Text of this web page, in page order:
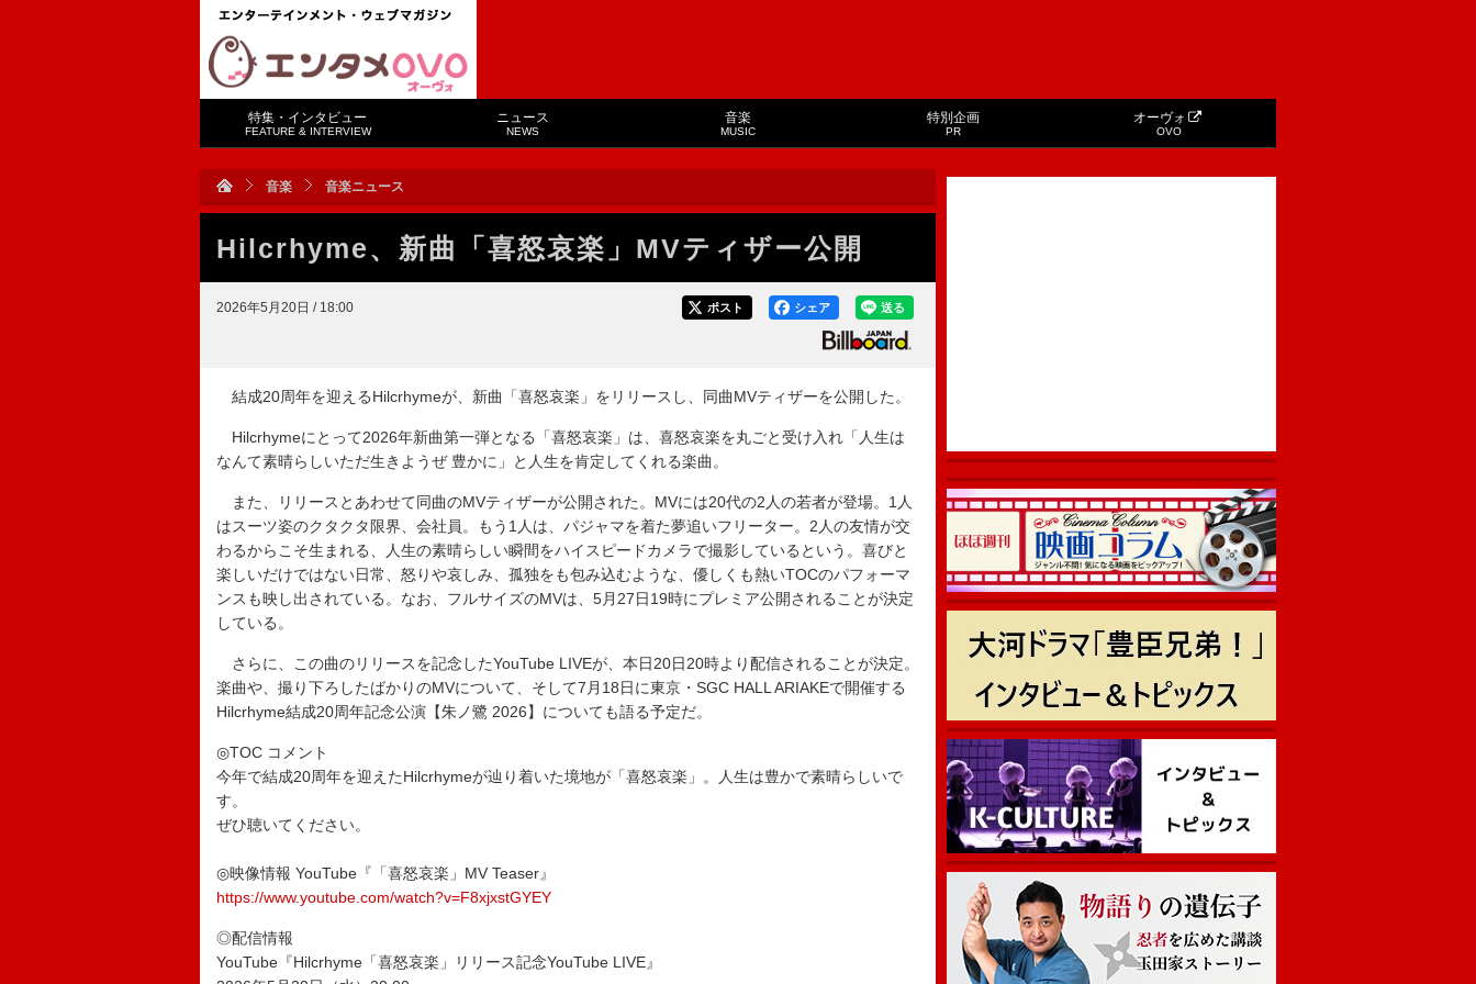
特集・インタビュー
FEATURE & INTERVIEW
ニュース
NEWS
音楽
MUSIC
特別企画
PR
オーヴォ
OVO
音楽 音楽ニュース
Hilcrhyme、新曲「喜怒哀楽」MVティザー公開
2026年5月20日 / 18:00 送る
シェア
ポスト
結成20周年を迎えるHilcrhymeが、新曲「喜怒哀楽」をリリースし、同曲MVティザーを公開した。
Hilcrhymeにとって2026年新曲第一弾となる「喜怒哀楽」は、喜怒哀楽を丸ごと受け入れ「人生は
なんて素晴らしいただ生きようぜ 豊かに」と人生を肯定してくれる楽曲。
また、リリースとあわせて同曲のMVティザーが公開された。MVには20代の2人の若者が登場。1人
はスーツ姿のクタクタ限界、会社員。もう1人は、パジャマを着た夢追いフリーター。2人の友情が交
わるからこそ生まれる、人生の素晴らしい瞬間をハイスピードカメラで撮影しているという。喜びと
楽しいだけではない日常、怒りや哀しみ、孤独をも包み込むような、優しくも熱いTOCのパフォーマ
ンスも映し出されている。なお、フルサイズのMVは、5月27日19時にプレミア公開されることが決定
している。
さらに、この曲のリリースを記念したYouTube LIVEが、本日20日20時より配信されることが決定。
楽曲や、撮り下ろしたばかりのMVについて、そして7月18日に東京・SGC HALL ARIAKEで開催する
Hilcrhyme結成20周年記念公演【朱ノ鷺 2026】についても語る予定だ。
◎TOC コメント
今年で結成20周年を迎えたHilcrhymeが辿り着いた境地が「喜怒哀楽」。人生は豊かで素晴らしいで
す。
ぜひ聴いてください。
◎映像情報 YouTube『「喜怒哀楽」MV Teaser』
https://www.youtube.com/watch?v=F8xjxstGYEY
◎配信情報
YouTube『Hilcrhyme「喜怒哀楽」リリース記念YouTube LIVE』